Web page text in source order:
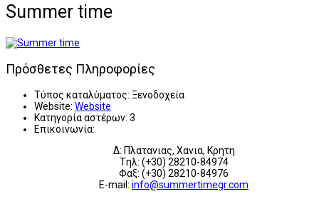
Summer time
Πρόσθετες Πληροφορίες
Τύπος καταλύματος: Ξενοδοχεία
Website: Website
Κατηγορία αστέρων: 3
Επικοινωνία:
Δ: Πλατανιας, Χανια, Κρητη
Tηλ: (+30) 28210-84974
Φαξ: (+30) 28210-84976
E-mail: info@summertimegr.com